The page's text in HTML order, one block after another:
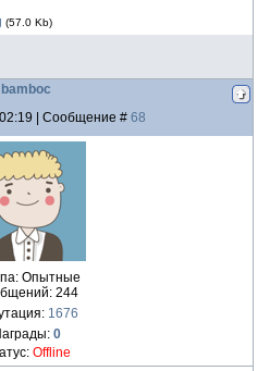
(57.0 Kb)
bamboc
| Сообщение # 68
Опытные
244
1676
0
Offline